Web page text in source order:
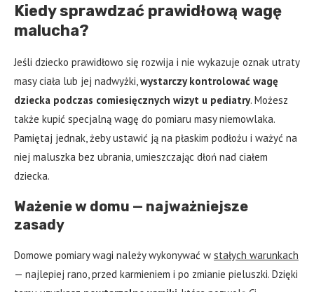
Kiedy sprawdzać prawidłową wagę
malucha?
Jeśli dziecko prawidłowo się rozwija i nie wykazuje oznak utraty
masy ciała lub jej nadwyżki,wystarczy kontrolować wagę
dziecka podczas comiesięcznych wizyt u pediatry. Możesz
także kupić specjalną wagę do pomiaru masy niemowlaka.
Pamiętaj jednak, żeby ustawić ją na płaskim podłożu i ważyć na
niej maluszka bez ubrania, umieszczając dłoń nad ciałem
dziecka.
Ważenie w domu — najważniejsze
zasady
Domowe pomiary wagi należy wykonywać w stałych warunkach
— najlepiej rano, przed karmieniem i po zmianie pieluszki. Dzięki